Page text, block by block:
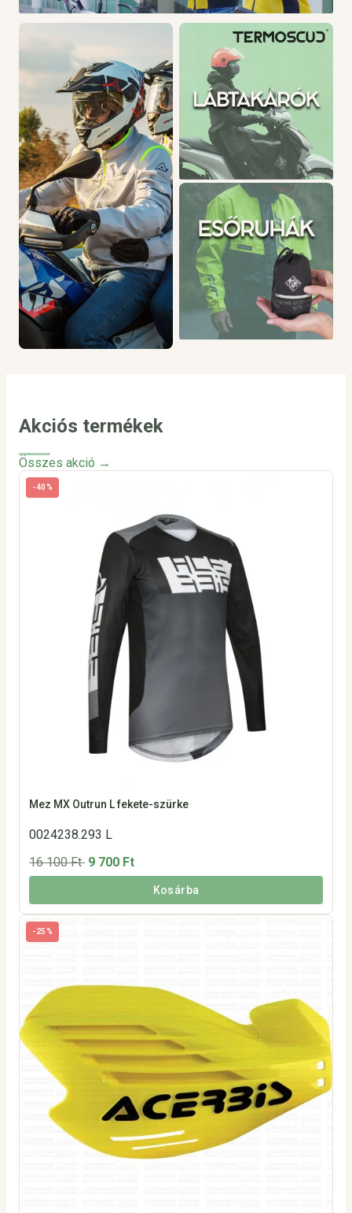
Akciós termékek
Összes akció →
-40%
Mez MX Outrun L fekete-szürke
0024238.293 L
16 100 Ft 9 700 Ft
Kosárba
-25%